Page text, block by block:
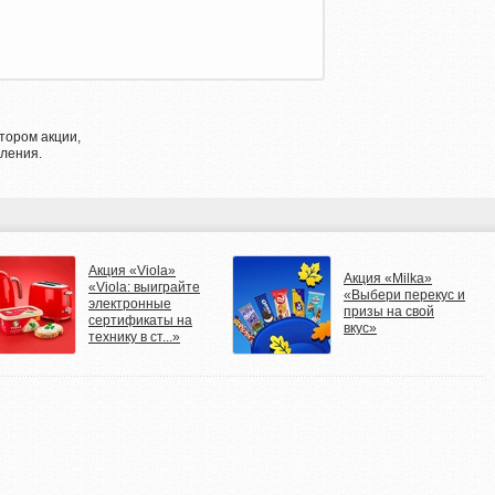
акции,
Акция «Viola»
«Viola: выиграйте
электронные
сертификаты на
технику в ст...»
Акция «Milka»
«Выбери перекус и
призы на свой
вкус»